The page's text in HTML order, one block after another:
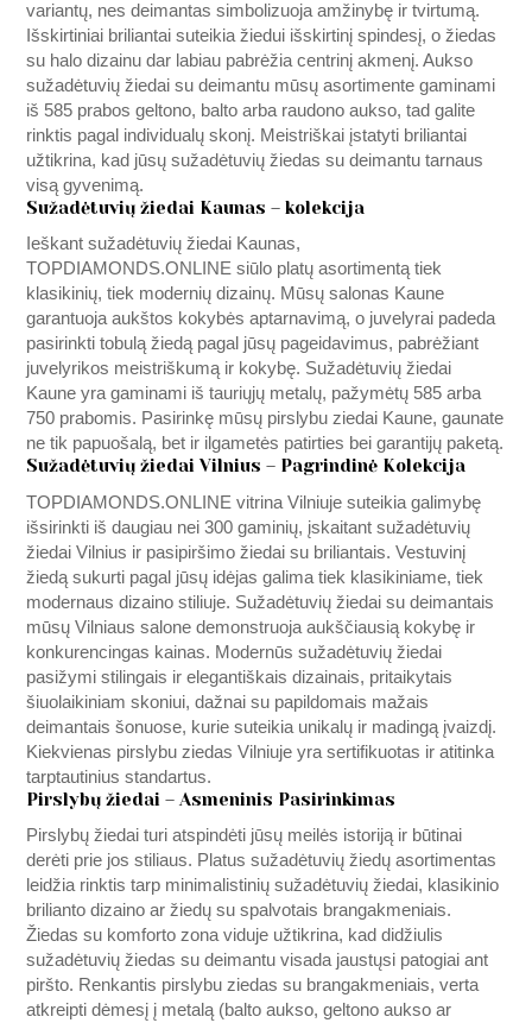
variantų, nes deimantas simbolizuoja amžinybę ir tvirtumą.
Išskirtiniai briliantai suteikia žiedui išskirtinį spindesį, o žiedas
su halo dizainu dar labiau pabrėžia centrinį akmenį. Aukso
sužadėtuvių žiedai su deimantu mūsų asortimente gaminami
iš 585 prabos geltono, balto arba raudono aukso, tad galite
rinktis pagal individualų skonį. Meistriškai įstatyti briliantai
užtikrina, kad jūsų sužadėtuvių žiedas su deimantu tarnaus
visą gyvenimą.
Sužadėtuvių žiedai Kaunas – kolekcija
Ieškant sužadėtuvių žiedai Kaunas,
TOPDIAMONDS.ONLINE siūlo platų asortimentą tiek
klasikinių, tiek modernių dizainų. Mūsų salonas Kaune
garantuoja aukštos kokybės aptarnavimą, o juvelyrai padeda
pasirinkti tobulą žiedą pagal jūsų pageidavimus, pabrėžiant
juvelyrikos meistriškumą ir kokybę. Sužadėtuvių žiedai
Kaune yra gaminami iš tauriųjų metalų, pažymėtų 585 arba
750 prabomis. Pasirinkę mūsų pirslybu ziedai Kaune, gaunate
ne tik papuošalą, bet ir ilgametės patirties bei garantijų paketą.
Sužadėtuvių žiedai Vilnius – Pagrindinė Kolekcija
TOPDIAMONDS.ONLINE vitrina Vilniuje suteikia galimybę
išsirinkti iš daugiau nei 300 gaminių, įskaitant sužadėtuvių
žiedai Vilnius ir pasipiršimo žiedai su briliantais. Vestuvinį
žiedą sukurti pagal jūsų idėjas galima tiek klasikiniame, tiek
modernaus dizaino stiliuje. Sužadėtuvių žiedai su deimantais
mūsų Vilniaus salone demonstruoja aukščiausią kokybę ir
konkurencingas kainas. Modernūs sužadėtuvių žiedai
pasižymi stilingais ir elegantiškais dizainais, pritaikytais
šiuolaikiniam skoniui, dažnai su papildomais mažais
deimantais šonuose, kurie suteikia unikalų ir madingą įvaizdį.
Kiekvienas pirslybu ziedas Vilniuje yra sertifikuotas ir atitinka
tarptautinius standartus.
Pirslybų žiedai – Asmeninis Pasirinkimas
Pirslybų žiedai turi atspindėti jūsų meilės istoriją ir būtinai
derėti prie jos stiliaus. Platus sužadėtuvių žiedų asortimentas
leidžia rinktis tarp minimalistinių sužadėtuvių žiedai, klasikinio
brilianto dizaino ar žiedų su spalvotais brangakmeniais.
Žiedas su komforto zona viduje užtikrina, kad didžiulis
sužadėtuvių žiedas su deimantu visada jaustųsi patogiai ant
piršto. Renkantis pirslybu ziedas su brangakmeniais, verta
atkreipti dėmesį į metalą (balto aukso, geltono aukso ar